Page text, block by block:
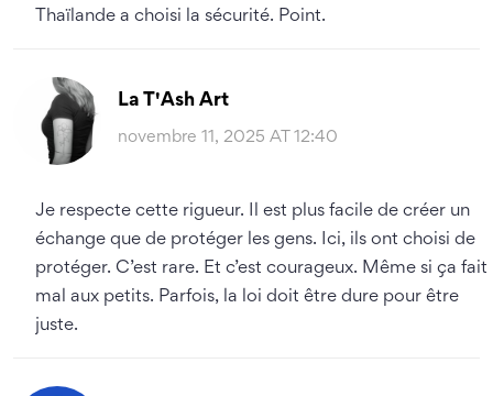
Thaïlande a choisi la sécurité. Point.
La T'Ash Art
novembre 11, 2025 AT 12:40
Je respecte cette rigueur. Il est plus facile de créer un
échange que de protéger les gens. Ici, ils ont choisi de
protéger. C’est rare. Et c’est courageux. Même si ça fait
mal aux petits. Parfois, la loi doit être dure pour être
juste.